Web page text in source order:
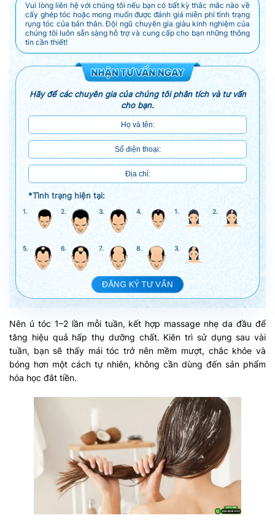
Vui lòng liên hệ với chúng tôi nếu bạn có bất kỳ thắc mắc nào về
cấy ghép tóc hoặc mong muốn được đánh giá miễn phí tình trạng
rụng tóc của bản thân. Đội ngũ chuyên gia giàu kinh nghiệm của
chúng tôi luôn sẵn sàng hỗ trợ và cung cấp cho bạn những thông
tin cần thiết!
Hãy để các chuyên gia của chúng tôi phân tích và tư vấn
cho bạn.
*Tình trạng hiện tại:
1. 2. 3. 4. 1. 2.
5. 6. 7. 8. 3.
ĐĂNG KÝ TƯ VẤN
Nên ủ tóc 1–2 lần mỗi tuần, kết hợp massage nhẹ da đầu để
tăng hiệu quả hấp thụ dưỡng chất. Kiên trì sử dụng sau vài
tuần, bạn sẽ thấy mái tóc trở nên mềm mượt, chắc khỏe và
bóng hơn một cách tự nhiên, không cần dùng đến sản phẩm
hóa học đắt tiền.